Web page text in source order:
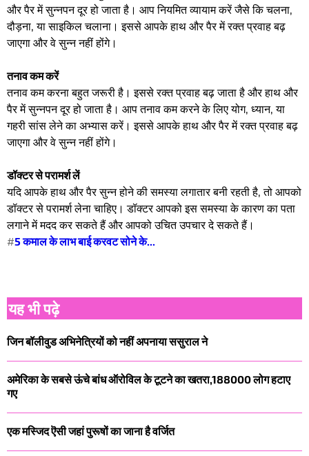
और पैर में सुन्नपन दूर हो जाता है। आप नियमित व्यायाम करें जैसे कि चलना,
दौड़ना, या साइकिल चलाना। इससे आपके हाथ और पैर में रक्त प्रवाह बढ़
जाएगा और वे सुन्न नहीं होंगे।
तनाव कम करें
तनाव कम करना बहुत जरूरी है। इससे रक्त प्रवाह बढ़ जाता है और हाथ और
पैर में सुन्नपन दूर हो जाता है। आप तनाव कम करने के लिए योग, ध्यान, या
गहरी सांस लेने का अभ्यास करें। इससे आपके हाथ और पैर में रक्त प्रवाह बढ़
जाएगा और वे सुन्न नहीं होंगे।
डॉक्टर से परामर्श लें
यदि आपके हाथ और पैर सुन्न होने की समस्या लगातार बनी रहती है, तो आपको
डॉक्टर से परामर्श लेना चाहिए। डॉक्टर आपको इस समस्या के कारण का पता
लगाने में मदद कर सकते हैं और आपको उचित उपचार दे सकते हैं।
#5 कमाल के लाभ बाई करवट सोने के...
यह भी पढ़े
जिन बॉलीवुड अभिनेत्रियों को नहीं अपनाया ससुराल ने
अमेरिका के सबसे ऊंचे बांध ऑरोविल के टूटने का खतरा,188000 लोग हटाए
गए
एक मस्जिद ऎसी जहां पुरूषों का जाना है वर्जित